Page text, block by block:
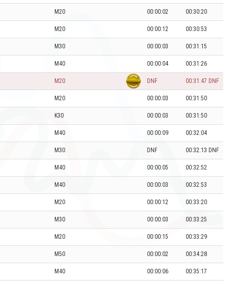
M20 00:00:02 00:30:20
M20 00:00:12 00:30:53
M30 00:00:03 00:31:15
M40 00:00:04 00:31:26
M20 DNF 00:31:47 DNF
M20 00:00:03 00:31:50
K30 00:00:03 00:31:50
M40 00:00:09 00:32:04
M30 DNF 00:32:13 DNF
M40 00:00:05 00:32:52
M40 00:00:03 00:32:53
M20 00:00:12 00:33:20
M30 00:00:03 00:33:25
M20 00:00:15 00:33:29
M50 00:00:02 00:34:28
M40 00:00:06 00:35:17